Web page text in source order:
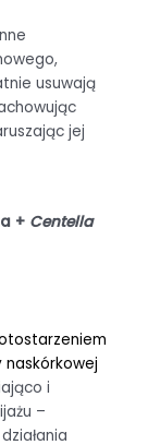
usuwają
jej
+ Centella
i
–